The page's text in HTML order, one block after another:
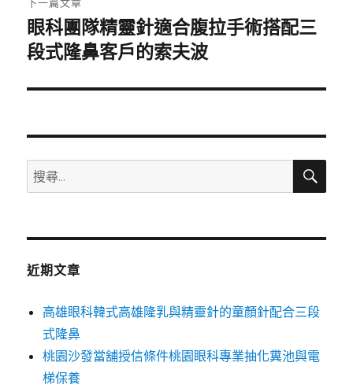
下
一
文
眼科團隊精靈針適合腹拉手術搭配三
段式隆鼻客戶的索夫波
搜
尋
鍵
搜
近期文章
高雄眼科韓式高雄隆乳與精靈針的童顏針配合三段
式隆鼻
桃園沙發當舖授信條件桃園眼科專業抽化糞池與電
梯保養